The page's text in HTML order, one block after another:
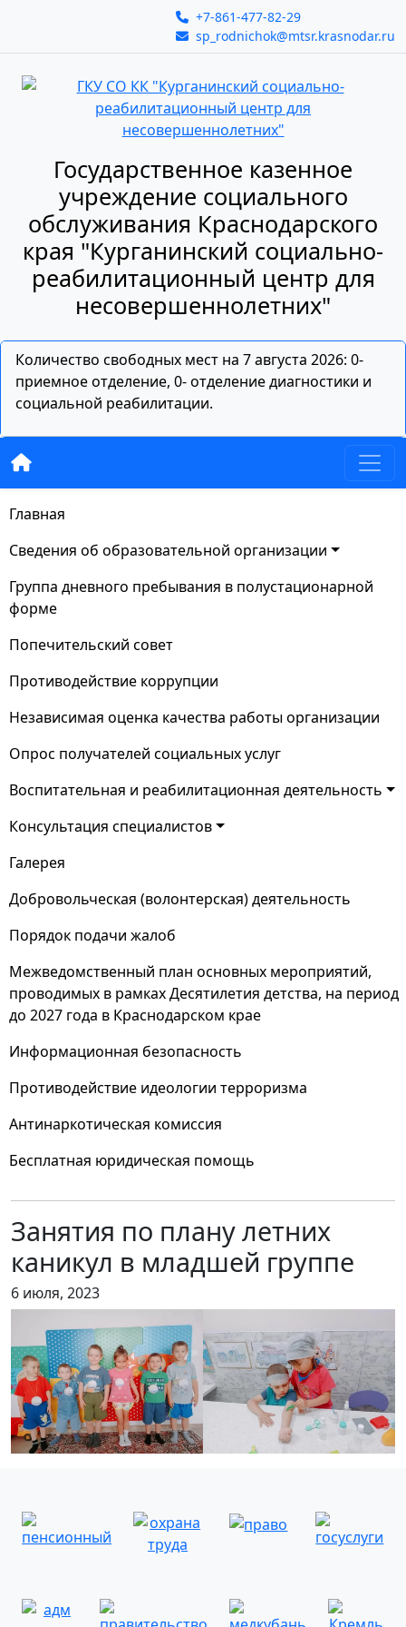
+7-861-477-82-29
sp_rodnichok@mtsr.krasnodar.ru
Государственное казенное
учреждение социального
обслуживания Краснодарского
края "Курганинский социально-
реабилитационный центр для
несовершеннолетних"
Количество свободных мест на 7 августа 2026: 0-
приемное отделение, 0- отделение диагностики и
социальной реабилитации.
Главная
Сведения об образовательной организации
Группа дневного пребывания в полустационарной
форме
Попечительский совет
Противодействие коррупции
Независимая оценка качества работы организации
Опрос получателей социальных услуг
Воспитательная и реабилитационная деятельность
Консультация специалистов
Галерея
Добровольческая (волонтерская) деятельность
Порядок подачи жалоб
Межведомственный план основных мероприятий,
проводимых в рамках Десятилетия детства, на период
до 2027 года в Краснодарском крае
Информационная безопасность
Противодействие идеологии терроризма
Антинаркотическая комиссия
Бесплатная юридическая помощь
Занятия по плану летних
каникул в младшей группе
6 июля, 2023